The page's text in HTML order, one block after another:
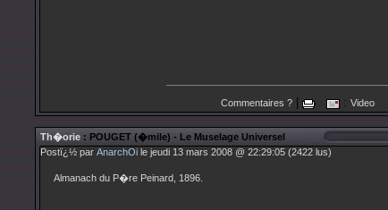
Commentaires ?| : Video
Th�orie : POUGET (�mile) - Le Muselage Universel
Postï¿½ par AnarchOi le jeudi 13 mars 2008 @ 22:29:05 (2422 lus)
Almanach du P�re Peinard, 1896.